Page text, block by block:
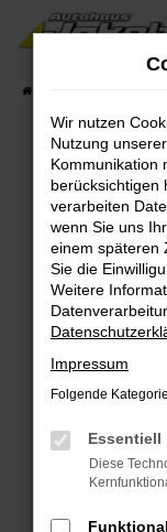
Zum
Hauptinhalt
Fehler:
Beim Laden
Hier sind ein
Überprüfe
Laden
Prüfe
Manche
können
Fenster?
Wir nutzen
Nutzung
Kommunikation
berücksichtigen
verarbeiten
wenn Sie uns
einem späteren
Sie die
Weitere
Impressum
Folgende
Essentiell
Diese
Funktional